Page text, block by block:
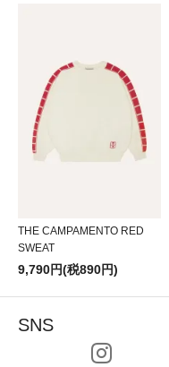
THE CAMPAMENTO RED
SWEAT
9,790円(税890円)
SNS